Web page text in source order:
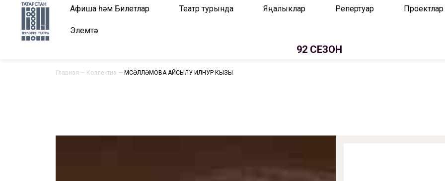
Афиша һәм Билетлар Театр турында Яңалыклар Репертуар Проектлар
Элемтә
92 СЕЗОН
Главная — Коллектив — МӨСӘЛЛӘМОВА АЙСЫЛУ ИЛНУР КЫЗЫ